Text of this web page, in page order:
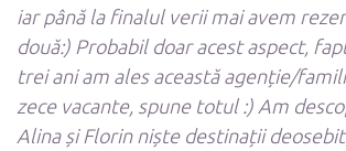
iar până la finalul verii mai avem
două:) Probabil doar acest aspect,
trei ani am ales această agenție/
zece vacante, spune totul :) Am
Alina și Florin niște destinații